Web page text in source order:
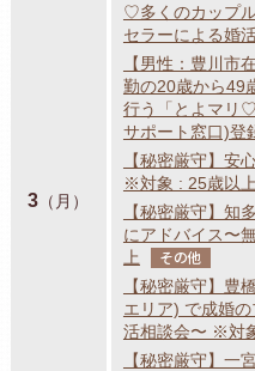
3 （月）
♡多くのカップ
セラーによる婚
【男性：豊川市
勤の20歳から49
行う「とよマリ
サポート窓口)登
【秘密厳守】
※対象 : 25歳以上
【秘密厳守】知
にアドバイス〜
上
その他
【秘密厳守】豊
エリア) で成婚
活相談会〜 ※対
【秘密厳守】一